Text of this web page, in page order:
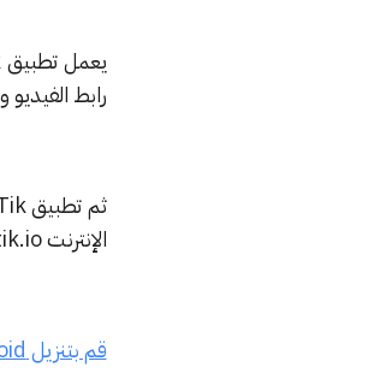
رابط
الإنترنت https://ssstik.io.
قم بتنزيل SSS TikAndroid